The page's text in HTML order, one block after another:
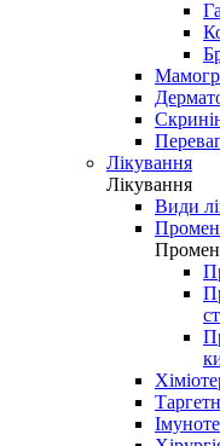
Лікування
Лікування
Види